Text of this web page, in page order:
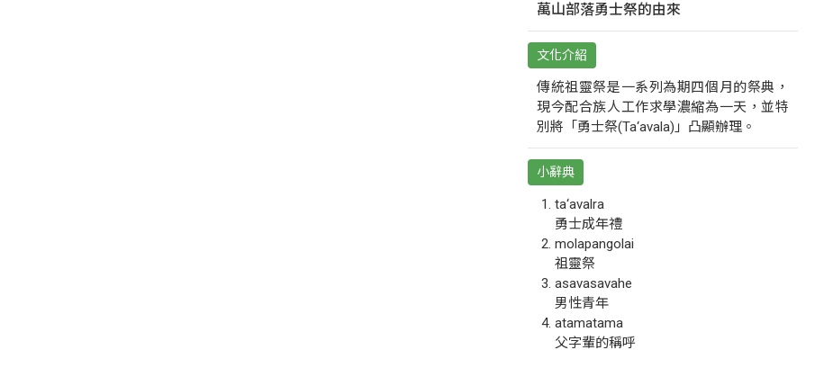
萬山部落勇士祭的由來
文化介紹
傳統祖靈祭是一系列為期四個月的祭典，
現今配合族人工作求學濃縮為一天，並特
別將「勇士祭(Ta‘avala)」凸顯辦理。
小辭典
ta‘avalra
勇士成年禮
molapangolai
祖靈祭
asavasavahe
男性青年
atamatama
父字輩的稱呼